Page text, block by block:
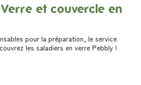
et couvercle en
pour la préparation, le service
les saladiers en verre Pebbly !